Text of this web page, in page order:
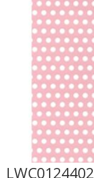
LWC0124402